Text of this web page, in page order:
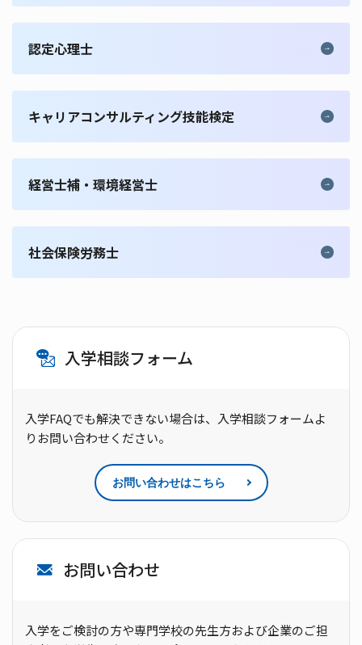
認定心理士
キャリアコンサルティング技能検定
経営士補・環境経営士
社会保険労務士
入学相談フォーム
入学FAQでも解決できない場合は、入学相談フォームよ
りお問い合わせください。
お問い合わせはこちら
お問い合わせ
入学をご検討の方や専門学校の先生方および企業のご担